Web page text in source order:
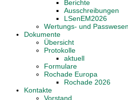
Berichte
Ausschreibungen
LSenEM2026
Wertungs- und Passwesen
Dokumente
Übersicht
Protokolle
aktuell
Formulare
Rochade Europa
Rochade 2026
Kontakte
Vorstand